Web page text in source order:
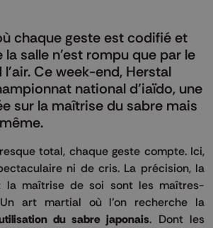
chaque geste est codifié et
la salle n'est rompu que par le
l'air. Ce week-end, Herstal
national d’iaïdo, une
sur la maîtrise du sabre mais
total, chaque geste compte. Ici,
ni de cris. La précision, la
la maîtrise de soi sont les maîtres-
art martial où l’on recherche la
du sabre japonais. Dont les